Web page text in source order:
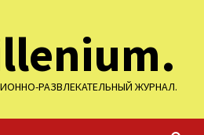
РАЗВЛЕКАТЕЛЬНЫЙ ЖУРНАЛ.